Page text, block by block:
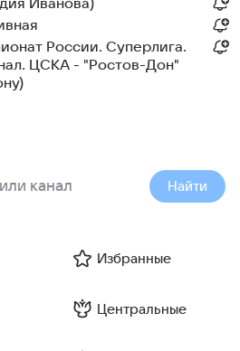
Иванова)
России. Суперлига.
ЦСКА - "Ростов-Дон"
Найти
Избранные
Центральные